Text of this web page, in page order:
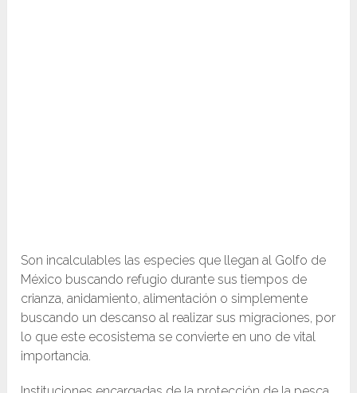
Son incalculables las especies que llegan al Golfo de
México buscando refugio durante sus tiempos de
crianza, anidamiento, alimentación o simplemente
buscando un descanso al realizar sus migraciones, por
lo que este ecosistema se convierte en uno de vital
importancia.